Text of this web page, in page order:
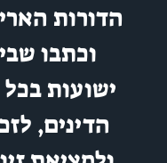
הדורות האריכו
וכתבו שביום
ישועות בכל
הדינים,